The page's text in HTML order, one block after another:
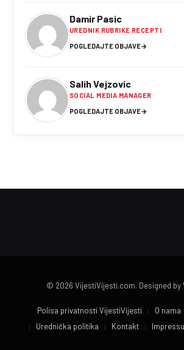
Damir Pasic
UREDNIK RUBRIKE RECEPTI
POGLEDAJTE OBJAVE→
Salih Vejzovic
SOCIAL MEDIA MANAGER
POGLEDAJTE OBJAVE→
© 2026 VijestiVijesti.com. Designed by
Polisa privatnosti VijestiVijesti O nama
Urednička politika
Kontakt